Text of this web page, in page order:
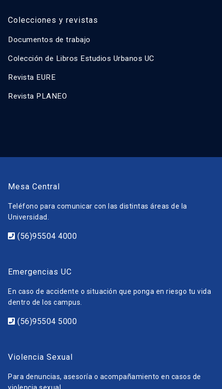
Colecciones y revistas
Documentos de trabajo
Colección de Libros Estudios Urbanos UC
Revista EURE
Revista PLANEO
Mesa Central
Teléfono para comunicar con las distintas áreas de la
Universidad.
(56)95504 4000
Emergencias UC
En caso de accidente o situación que ponga en riesgo tu vida
dentro de los campus.
(56)95504 5000
Violencia Sexual
Para denuncias, asesoría o acompañamiento en casos de